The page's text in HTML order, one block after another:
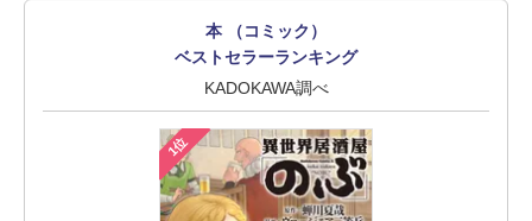
本 （コミック）
ベストセラーランキング
KADOKAWA調べ
1位